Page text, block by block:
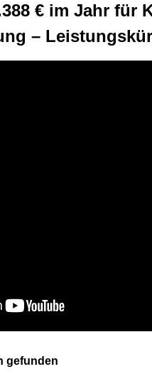
€ im Jahr für
–
gefunden